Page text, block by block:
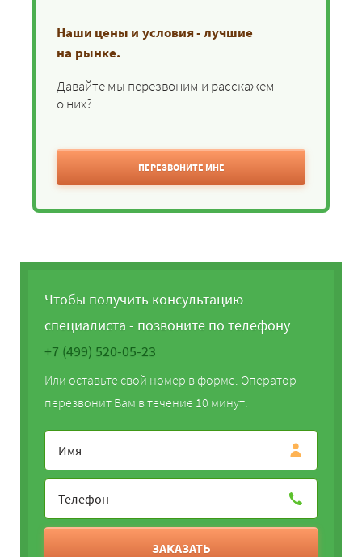
Наши цены и условия - лучшие
на рынке.
Давайте мы перезвоним и расскажем
о них?
ПЕРЕЗВОНИТЕ МНЕ
Чтобы получить консультацию
специалиста - позвоните по телефону
+7 (499) 520-05-23
Или оставьте свой номер в форме. Оператор
перезвонит Вам в течение 10 минут.
ЗАКАЗАТЬ